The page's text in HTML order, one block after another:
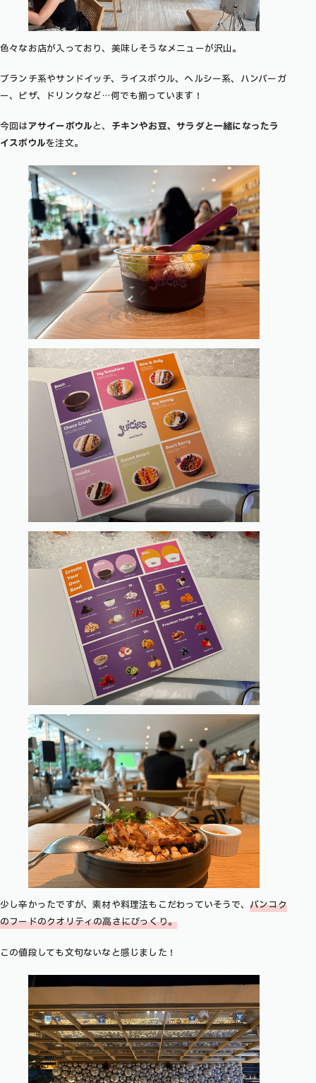
色々なお店が入っており、美味しそうなメニューが沢山。
ブランチ系やサンドイッチ、ライスボウル、ヘルシー系、ハンバーガ
ー、ピザ、ドリンクなど…何でも揃っています！
今回はアサイーボウルと、 チキンやお豆、サラダと一緒になったラ
イスボウルを注文。
少し辛かったですが、素材や料理法もこだわっていそうで、 バンコク
のフードのクオリティの高さにびっくり。
この値段しても文句ないなと感じました！